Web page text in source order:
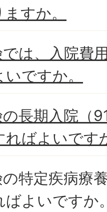
すか。
は、入院費
ですか。
長期入院（
ればよいです
特定疾病療
ばよいですか